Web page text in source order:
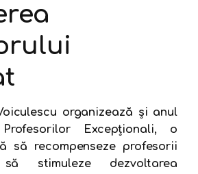
organizează și anul
Excepționali, o
să recompenseze profesorii
stimuleze dezvoltarea